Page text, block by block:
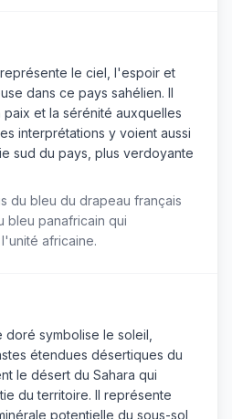
le ciel, l'espoir et
dans ce pays sahélien. Il
et la sérénité auxquelles
interprétations y voient aussi
sud du pays, plus verdoyante
du bleu du drapeau français
bleu panafricain qui
africaine.
doré symbolise le soleil,
étendues désertiques du
le désert du Sahara qui
du territoire. Il représente
potentielle du sous-sol